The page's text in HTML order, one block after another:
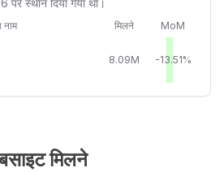
स्थान दिया गया था।
नाम मिलने MoM
8.09M -13.51%
मिलने